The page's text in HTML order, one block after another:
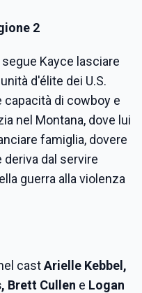
2
Kayce lasciare
d'élite dei U.S.
capacità di cowboy e
nel Montana, dove lui
famiglia, dovere
dal servire
guerra alla violenza
castArielle Kebbel,
Brett Cullen e Logan